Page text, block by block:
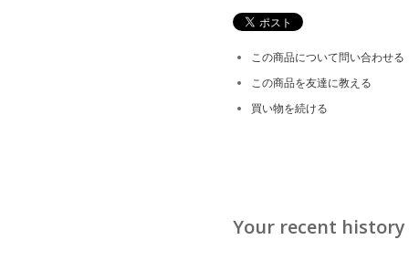
この商品について問い合わせる
この商品を友達に教える
買い物を続ける
Your recent history